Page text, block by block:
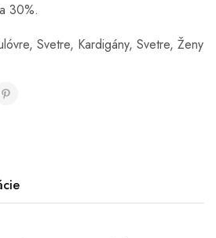
30%.
Svetre, Kardigány, Svetre, Ženy